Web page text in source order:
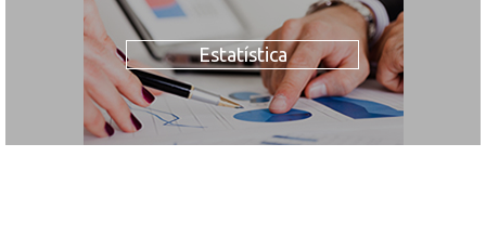
Estatística